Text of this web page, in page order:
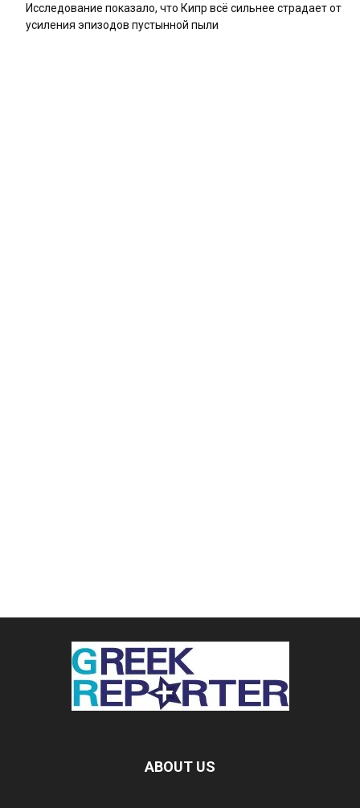
Исследование показало, что Кипр всё сильнее страдает от
усиления эпизодов пустынной пыли
ABOUT US